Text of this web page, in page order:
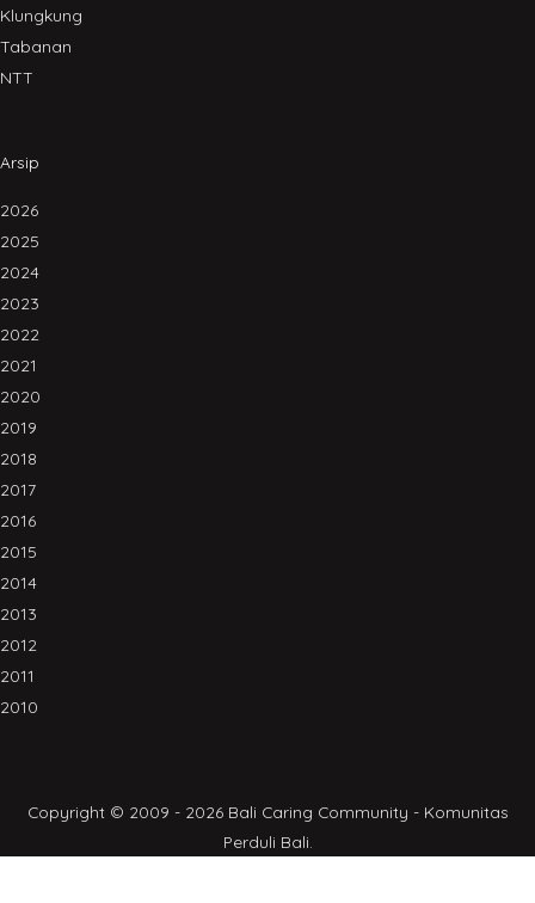
Klungkung
Tabanan
NTT
Arsip
2026
2025
2024
2023
2022
2021
2020
2019
2018
2017
2016
2015
2014
2013
2012
2011
2010
Copyright © 2009 - 2026 Bali Caring Community - Komunitas
Perduli Bali.